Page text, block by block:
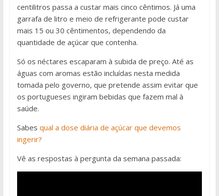
centilitros passa a custar mais cinco cêntimos. Já uma
garrafa de litro e meio de refrigerante pode custar
mais 15 ou 30 cêntimentos, dependendo da
quantidade de açúcar que contenha.
Só os néctares escaparam à subida de preço. Até as
águas com aromas estão incluídas nesta medida
tomada pelo governo, que pretende assim evitar que
os portugueses ingiram bebidas que fazem mal à
saúde.
Sabes qual a dose diária de açúcar que devemos
ingerir?
Vê as respostas à pergunta da semana passada: